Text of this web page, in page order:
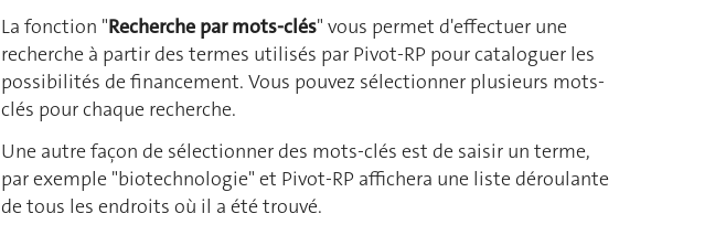
La fonction "Recherche par mots-clés" vous permet d'effectuer une
recherche à partir des termes utilisés par Pivot-RP pour cataloguer les
possibilités de financement. Vous pouvez sélectionner plusieurs mots-
clés pour chaque recherche.
Une autre façon de sélectionner des mots-clés est de saisir un terme,
par exemple "biotechnologie" et Pivot-RP affichera une liste déroulante
de tous les endroits où il a été trouvé.